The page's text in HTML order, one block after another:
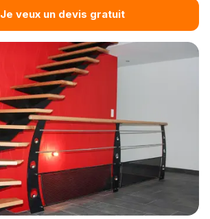
Je veux un devis gratuit